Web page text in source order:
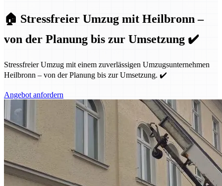
🏠 Stressfreier Umzug mit Heilbronn –
von der Planung bis zur Umsetzung ✔️
Stressfreier Umzug mit einem zuverlässigen Umzugsunternehmen
Heilbronn – von der Planung bis zur Umsetzung. ✔️
Angebot anfordern